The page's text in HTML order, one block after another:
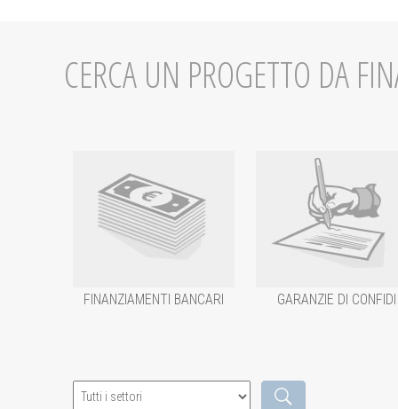
CERCA UN PROGETTO DA
FINANZIAMENTI BANCARI GARANZIE DI CONFIDI